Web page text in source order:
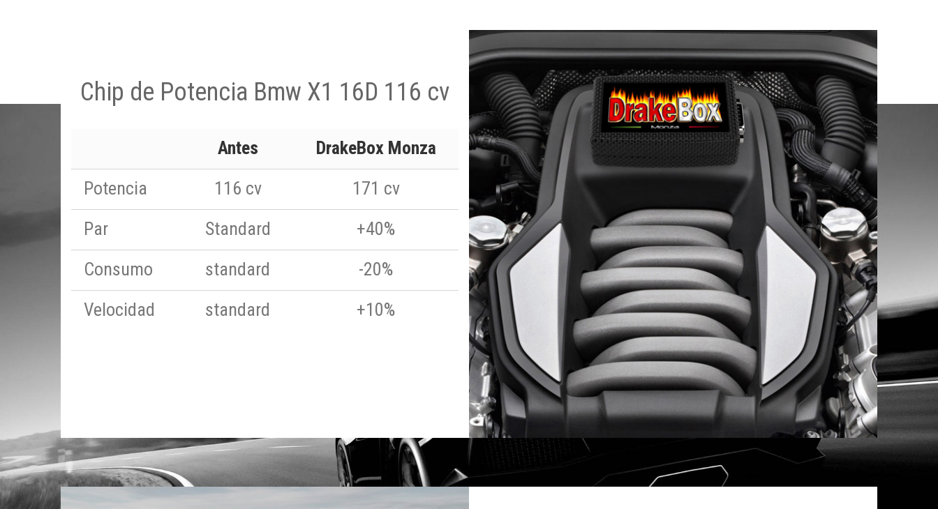
Chip de Potencia Bmw X1 16D 116 cv
Antes
DrakeBox Monza
Potencia
116 cv
171 cv
Par
Standard
+40%
Consumo
standard
-20%
Velocidad
standard +10%